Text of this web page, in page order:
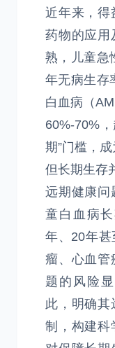
近年来，得
药物的应用
熟，儿童急
年无病生存
白血病（
60%-70%
期”门槛，成
但长期生存
远期健康问
童白血病
年、20年
瘤、心血管
题的风险
此，明确其
制，构建科